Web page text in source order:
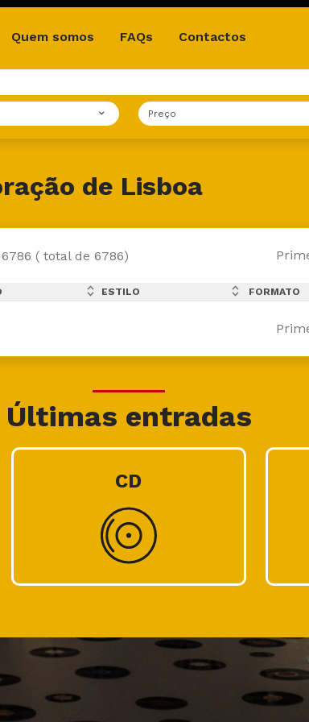
Quem somos FAQs Contactos
Preço
de Lisboa
( total de 6786)
expand_less
expand_more ESTILO expand_less
expand_more FORMATO
Últimas entradas
CD